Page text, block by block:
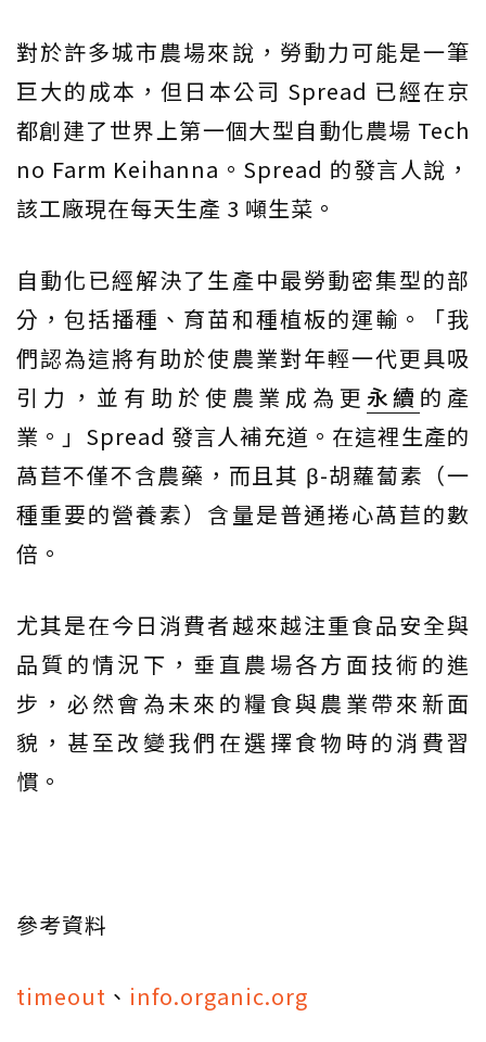
對於許多城市農場來說，勞動力可能是一筆
巨大的成本，但日本公司 Spread 已經在京
都創建了世界上第一個大型自動化農場 Tech
no Farm Keihanna。Spread 的發言人說，
該工廠現在每天生產 3 噸生菜。
自動化已經解決了生產中最勞動密集型的部
分，包括播種、育苗和種植板的運輸。「我
們認為這將有助於使農業對年輕一代更具吸
引力，並有助於使農業成為更 永續 的產
業。」Spread 發言人補充道。在這裡生產的
萵苣不僅不含農藥，而且其 β-胡蘿蔔素（一
種重要的營養素）含量是普通捲心萵苣的數
倍。
尤其是在今日消費者越來越注重食品安全與
品質的情況下，垂直農場各方面技術的進
步，必然會為未來的糧食與農業帶來新面
貌，甚至改變我們在選擇食物時的消費習
慣。
參考資料
timeout 、 info.organic.org